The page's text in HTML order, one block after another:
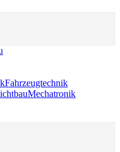
Fahrzeugtechnik
Mechatronik